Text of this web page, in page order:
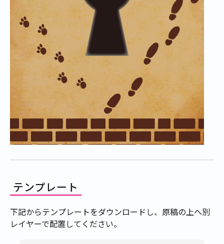
テンプレート
下記からテンプレートをダウンロードし、原稿の上へ別
レイヤーで配置してください。